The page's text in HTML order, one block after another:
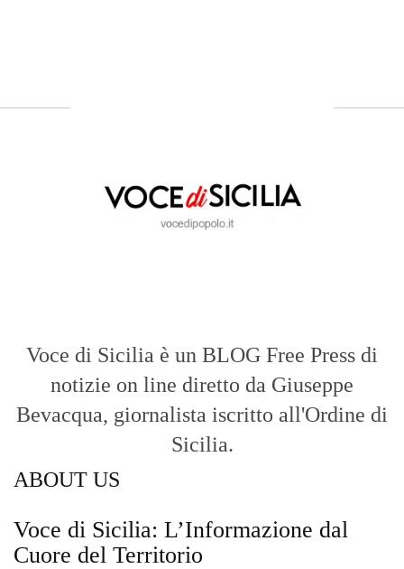
Voce di Sicilia è un BLOG Free Press di
notizie on line diretto da Giuseppe
Bevacqua, giornalista iscritto all'Ordine di
Sicilia.
ABOUT US
Voce di Sicilia: L’Informazione dal
Cuore del Territorio